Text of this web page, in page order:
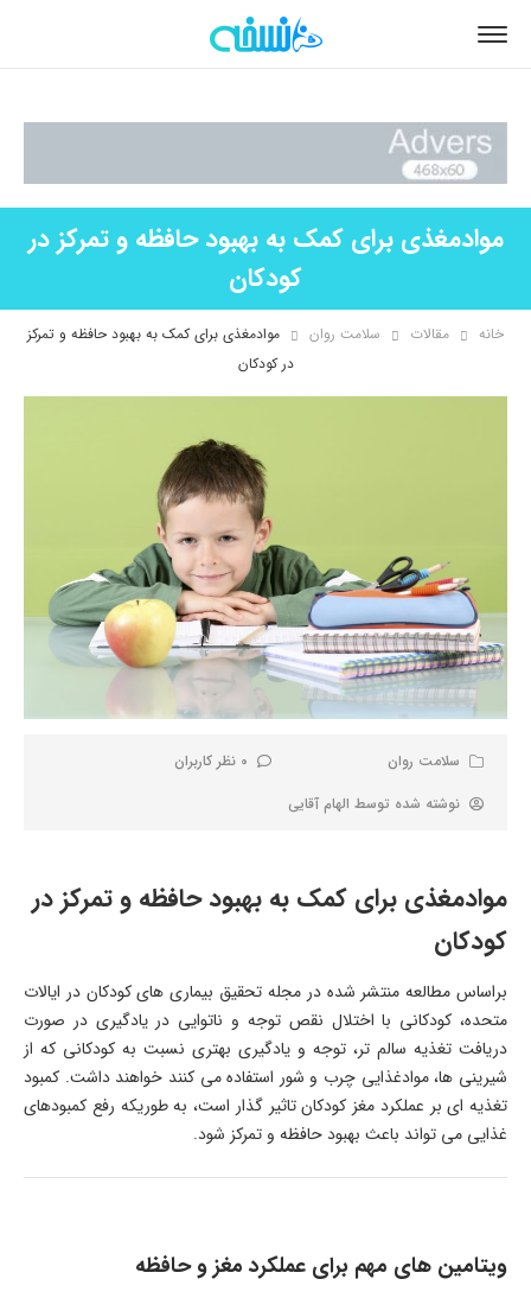
موادمغذی برای کمک به بهبود حافظه و تمرکز در
کودکان
خانه مقالات سلامت روان
موادمغذی برای کمک به بهبود حافظه و تمرکز
در کودکان
سلامت روان
0 نظر کاربران
نوشته شده توسط الهام آقایی
موادمغذی برای کمک به بهبود حافظه و تمرکز در
کودکان
براساس مطالعه منتشر شده در مجله تحقیق بیماری های کودکان در ایالات
متحده، کودکانی با اختلال نقص توجه و ناتوایی در یادگیری در صورت
دریافت تغذیه سالم تر، توجه و یادگیری بهتری نسبت به کودکانی که از
شیرینی ها، موادغذایی چرب و شور استفاده می کنند خواهند داشت. کمبود
تغذیه ای بر عملکرد مغز کودکان تاثیر گذار است، به طوریکه رفع کمبودهای
غذایی می تواند باعث بهبود حافظه و تمرکز شود.
ویتامین های مهم برای عملکرد مغز و حافظه